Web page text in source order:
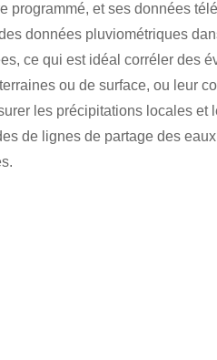
programmé, et ses données
données pluviométriques
ce qui est idéal corréler des
ou de surface, ou leur
les précipitations locales et
de lignes de partage des